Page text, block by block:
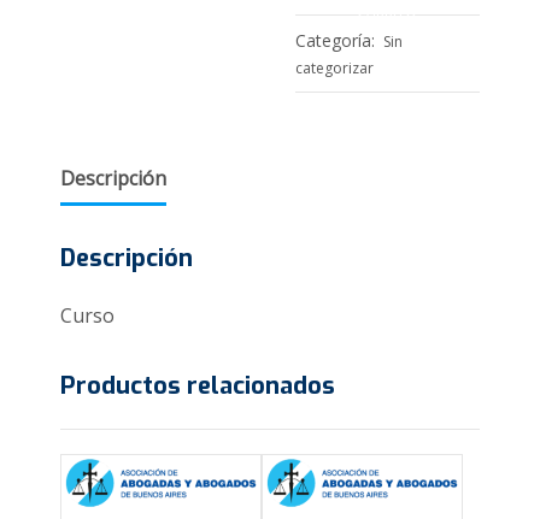
Mediación
Familiar
cantidad
CARRITO
Categoría: Sin
categorizar
Descripción
Descripción
Curso
Productos relacionados